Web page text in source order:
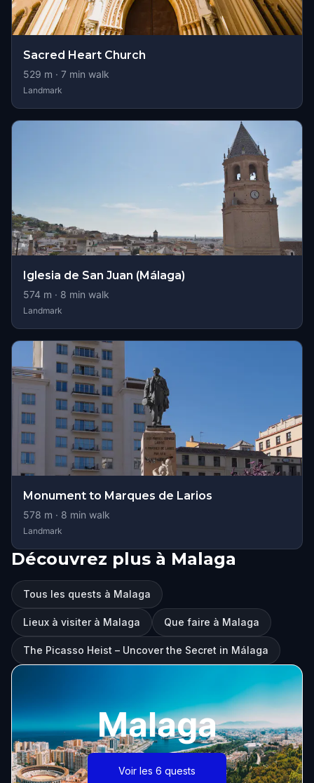
Sacred Heart Church
529 m · 7 min walk
Landmark
Iglesia de San Juan (Málaga)
574 m · 8 min walk
Landmark
Monument to Marques de Larios
578 m · 8 min walk
Landmark
Découvrez plus à Malaga
Tous les quests à Malaga
Lieux à visiter à Malaga Que faire à Malaga
The Picasso Heist – Uncover the Secret in Málaga
Malaga
Voir les 6 quests